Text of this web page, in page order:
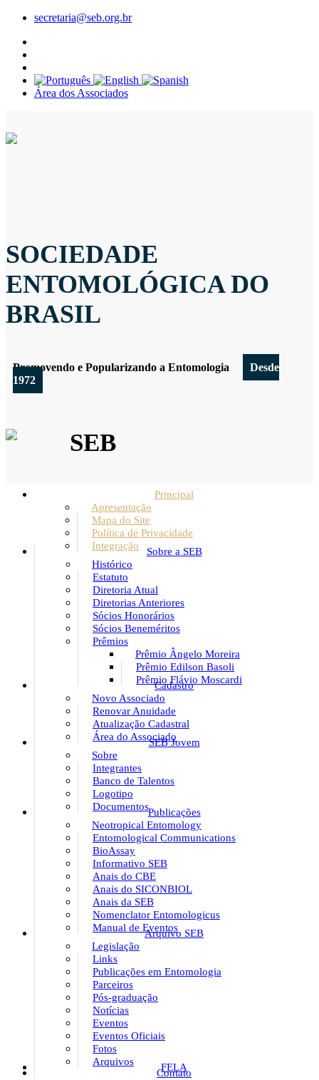
secretaria@seb.org.br
Área dos Associados
SOCIEDADE
ENTOMOLÓGICA DO
BRASIL
Promovendo e Popularizando a Entomologia
Desde
1972
SEB
Principal
Apresentação
Mapa do Site
Política de Privacidade
Integração
Sobre a SEB
Histórico
Estatuto
Diretoria Atual
Diretorias Anteriores
Sócios Honorários
Sócios Beneméritos
Prêmios
Prêmio Ângelo Moreira
Prêmio Edilson Basoli
Prêmio Flávio Moscardi
Cadastro
Novo Associado
Renovar Anuidade
Atualização Cadastral
Área do Associado
SEB Jovem
Sobre
Integrantes
Banco de Talentos
Logotipo
DocumentosPublicações
Neotropical Entomology
Entomological Communications
BioAssay
Informativo SEB
Anais do CBE
Anais do SICONBIOL
Anais da SEB
Nomenclator Entomologicus
Manual de Eventos
Arquivo SEB
Legislação
Links
Publicações em Entomologia
Parceiros
Pós-graduação
Notícias
Eventos
Eventos Oficiais
Fotos
Arquivos
FELA
Contato